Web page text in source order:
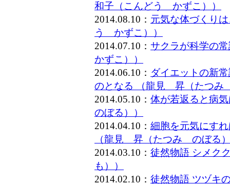
和子（こんどう かずこ））
2014.08.10： 元気な体づくり
う かずこ））
2014.07.10： サクラが科学の
かずこ））
2014.06.10： ダイエットの新
のとなる （龍見 昇（たつみ
2014.05.10： 体が若返ると病
のぼる））
2014.04.10： 細胞を元気にす
（龍見 昇（たつみ のぼる
2014.03.10： 徒然物語 シメク
も））
2014.02.10： 徒然物語 ツヅキ